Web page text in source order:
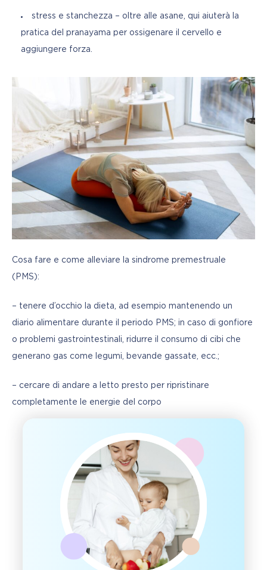
stress e stanchezza – oltre alle asane, qui aiuterà la
pratica del pranayama per ossigenare il cervello e
aggiungere forza.
Cosa fare e come alleviare la sindrome premestruale
(PMS):
– tenere d’occhio la dieta, ad esempio mantenendo un
diario alimentare durante il periodo PMS; in caso di gonfiore
o problemi gastrointestinali, ridurre il consumo di cibi che
generano gas come legumi, bevande gassate, ecc.;
– cercare di andare a letto presto per ripristinare
completamente le energie del corpo